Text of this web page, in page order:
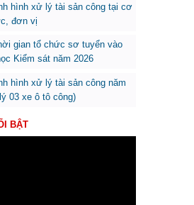
hình xử lý tài sản công tại cơ
đơn vị
gian tổ chức sơ tuyển vào
Kiểm sát năm 2026
hình xử lý tài sản công năm
03 xe ô tô công)
BẬT